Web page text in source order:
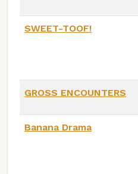
SWEET-TOOF!
GROSS ENCOUNTERS
Banana Drama